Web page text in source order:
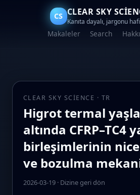
CS CLEAR SKY
Kanıta dayalı, jargonu
Makaleler Search
CLEAR SKY SCIENCE · TR
Higrot termal
altında CFRP–TC4
birleşimlerinin
ve bozulma
2026-03-19· Dizine geri dön